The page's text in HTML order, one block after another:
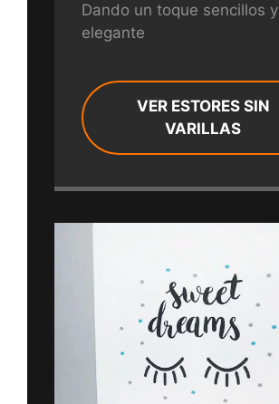
Dando un toque sencillos y
elegante
VER ESTORES SIN
VARILLAS